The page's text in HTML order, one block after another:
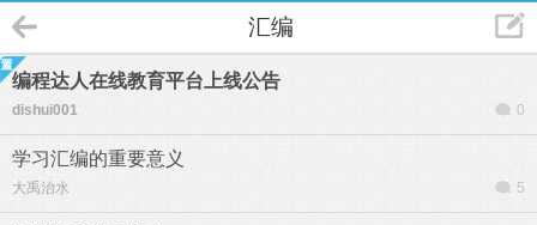
汇编
编程达人在线教育平台上线公告
dishui001 0
学习汇编的重要意义
大禹治水 5